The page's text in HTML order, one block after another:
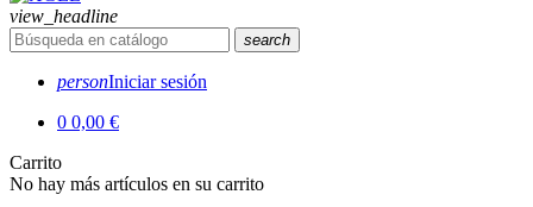
view_headline
search
personIniciar sesión
0 0,00 €
Carrito
No hay más artículos en su carrito